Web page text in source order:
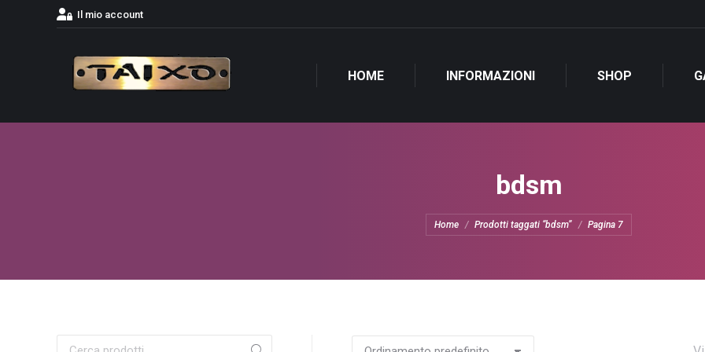
Il mio account
HOME INFORMAZIONI SHOP
bdsm
Tu sei qui:
Home Prodotti taggati “bdsm” Pagina 7